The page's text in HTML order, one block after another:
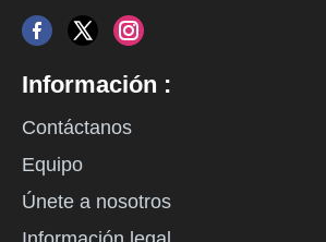
Información :
Contáctanos
Equipo
Únete a nosotros